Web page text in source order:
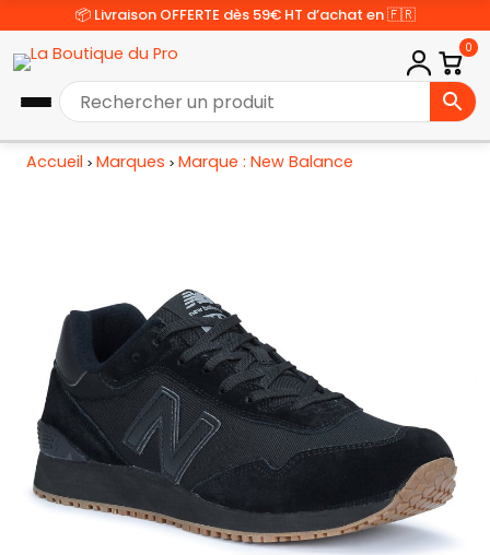
📦 Livraison OFFERTE dès 59€ HT d’achat en 🇫🇷
0
Accueil > Marques > Marque : New Balance